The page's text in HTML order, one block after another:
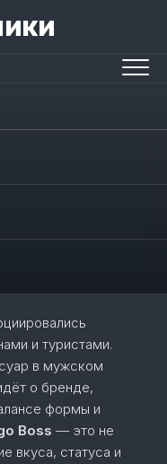
когда стиль
компромисс
и туристами.
в мужском
о бренде,
формы и
Boss — это не
вкуса, статуса и